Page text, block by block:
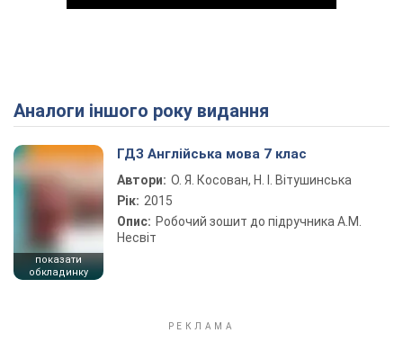
Play Video
Аналоги іншого року видання
показати
обкладинку
ГДЗ Англійська мова 7 клас
Автори: О. Я. Косован, Н. І. Вітушинська
Рік: 2015
Опис: Робочий зошит до підручника А.М.
Несвіт